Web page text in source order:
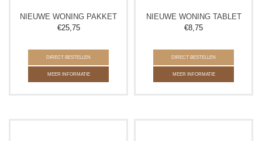
NIEUWE WONING PAKKET
€25,75
DIRECT BESTELLEN
MEER INFORMATIE
NIEUWE WONING TABLET
€8,75
DIRECT BESTELLEN
MEER INFORMATIE